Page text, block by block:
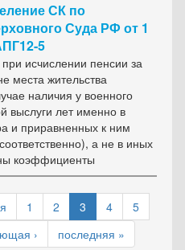
СК по
Суда РФ от 1
5
исчислении пенсии за
места жительства
наличия у военного
выслуги лет именно в
и приравненных к ним
а не в иных
коэффициенты
1 2 3 4
5
› последняя »